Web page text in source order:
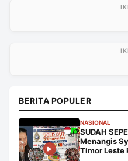
BERITA POPULER
NASIONAL
SUDAH
Menangis
Timor Leste